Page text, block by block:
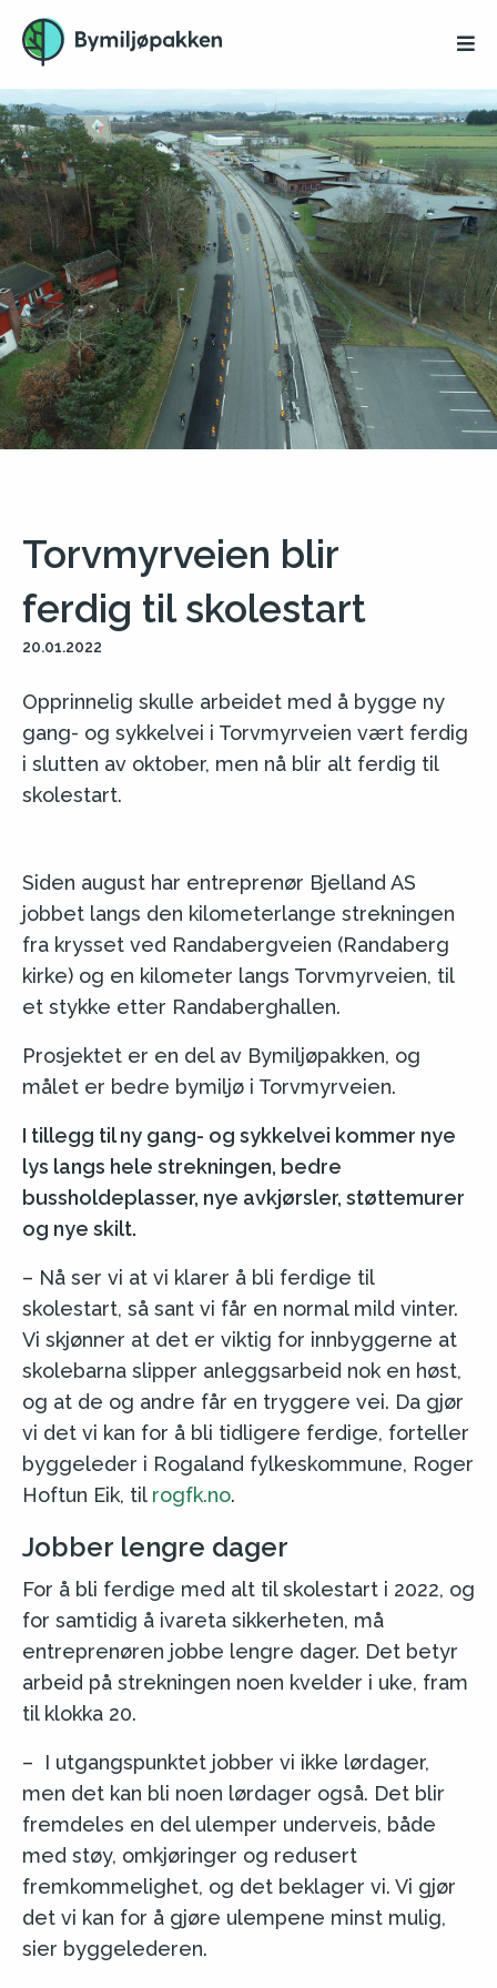
Torvmyrveien blir
ferdig til skolestart
20.01.2022
Opprinnelig skulle arbeidet med å bygge ny
gang- og sykkelvei i Torvmyrveien vært ferdig
i slutten av oktober, men nå blir alt ferdig til
skolestart.
Siden august har entreprenør Bjelland AS
jobbet langs den kilometerlange strekningen
fra krysset ved Randabergveien (Randaberg
kirke) og en kilometer langs Torvmyrveien, til
et stykke etter Randaberghallen.
Prosjektet er en del av Bymiljøpakken, og
målet er bedre bymiljø i Torvmyrveien.
I tillegg til ny gang- og sykkelvei kommer nye
lys langs hele strekningen, bedre
bussholdeplasser, nye avkjørsler, støttemurer
og nye skilt.
– Nå ser vi at vi klarer å bli ferdige til
skolestart, så sant vi får en normal mild vinter.
Vi skjønner at det er viktig for innbyggerne at
skolebarna slipper anleggsarbeid nok en høst,
og at de og andre får en tryggere vei. Da gjør
vi det vi kan for å bli tidligere ferdige, forteller
byggeleder i Rogaland fylkeskommune, Roger
Hoftun Eik, til rogfk.no.
Jobber lengre dager
For å bli ferdige med alt til skolestart i 2022, og
for samtidig å ivareta sikkerheten, må
entreprenøren jobbe lengre dager. Det betyr
arbeid på strekningen noen kvelder i uke, fram
til klokka 20.
– I utgangspunktet jobber vi ikke lørdager,
men det kan bli noen lørdager også. Det blir
fremdeles en del ulemper underveis, både
med støy, omkjøringer og redusert
fremkommelighet, og det beklager vi. Vi gjør
det vi kan for å gjøre ulempene minst mulig,
sier byggelederen.